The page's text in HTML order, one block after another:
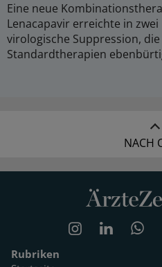
Eine neue
Lenacapavir erreichte in zwei
virologische Suppression,
Standardtherapien
NACH
Rubriken